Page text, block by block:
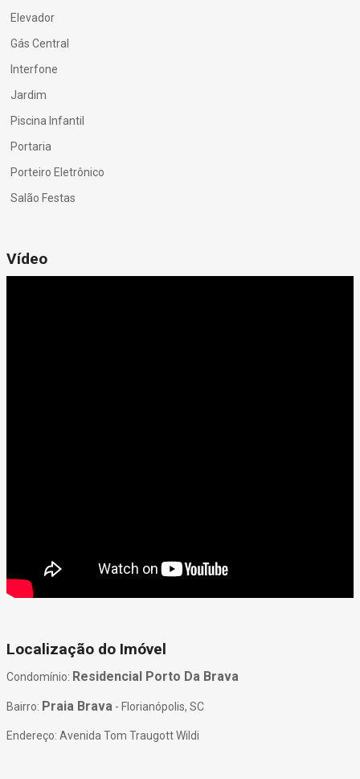
Elevador
Gás Central
Interfone
Jardim
Piscina Infantil
Portaria
Porteiro Eletrônico
Salão Festas
Vídeo
Localização do Imóvel
Condomínio: Residencial Porto Da Brava
Bairro: Praia Brava - Florianópolis, SC
Endereço: Avenida Tom Traugott Wildi